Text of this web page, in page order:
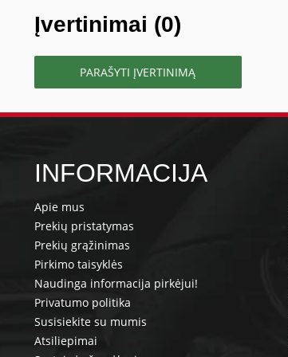
Įvertinimai (0)
PARAŠYTI ĮVERTINIMĄ
INFORMACIJA
Apie mus
Prekių pristatymas
Prekių grąžinimas
Pirkimo taisyklės
Naudinga informacija pirkėjui!
Privatumo politika
Susisiekite su mumis
Atsiliepimai